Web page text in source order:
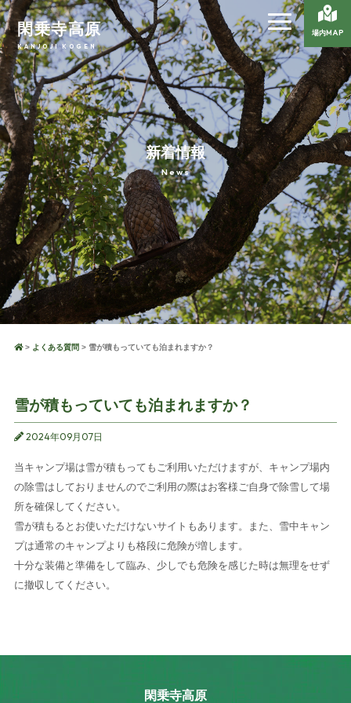
閑乗寺高原
KANJOJI KOGEN
新着情報
News
よくある質問 雪が積もっていても泊まれますか？
雪が積もっていても泊まれますか？
2024年09月07日
当キャンプ場は雪が積もってもご利用いただけますが、キャンプ場内
の除雪はしておりませんのでご利用の際はお客様ご自身で除雪して場
所を確保してください。
雪が積もるとお使いただけないサイトもあります。また、雪中キャン
プは通常のキャンプよりも格段に危険が増します。
十分な装備と準備をして臨み、少しでも危険を感じた時は無理をせず
に撤収してください。
閑乗寺高原
場内MAP